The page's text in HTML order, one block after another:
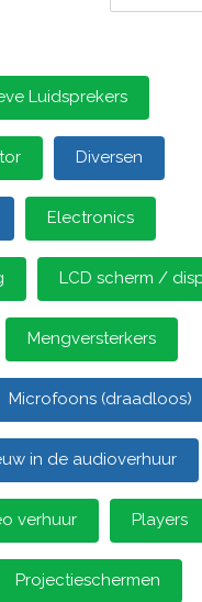
Luidsprekers
Diversen
Electronics
LCD scherm /
Mengversterkers
Microfoons (draadloos)
in de audioverhuur
verhuur Players
Projectieschermen